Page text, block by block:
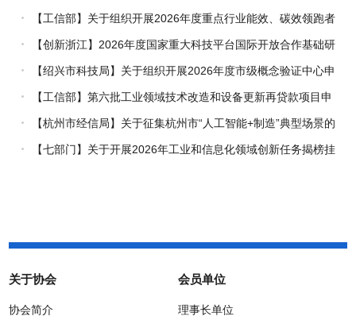
【工信部】关于组织开展2026年度重点行业能效、碳效领跑者
企业推荐工作的通知
【创新浙江】2026年度国家重大科技平台国际开放合作基础研
究专项（试点）项目指南
【绍兴市科技局】关于组织开展2026年度市级概念验证中心申
报工作的通知
【工信部】第六批工业领域技术改造和设备更新再贷款项目申
报工作启动
【杭州市经信局】关于征集杭州市“人工智能+制造”典型场景的
通知【七部门】关于开展2026年工业和信息化领域创新任务揭榜挂
关于协会
协会简介
会员单位
理事长单位